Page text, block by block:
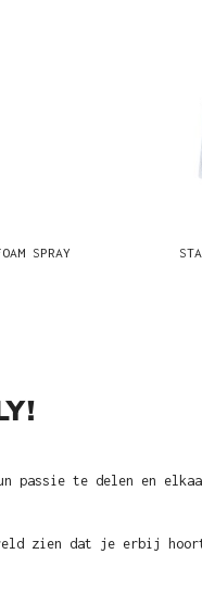
SPRAY
passie te delen en
zien dat je erbij